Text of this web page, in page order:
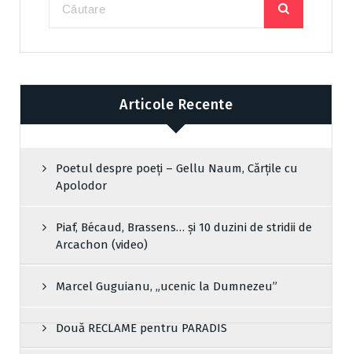
Articole Recente
Poetul despre poeți – Gellu Naum, Cărțile cu
Apolodor
Piaf, Bécaud, Brassens… și 10 duzini de stridii de
Arcachon (video)
Marcel Guguianu, „ucenic la Dumnezeu”
Două RECLAME pentru PARADIS